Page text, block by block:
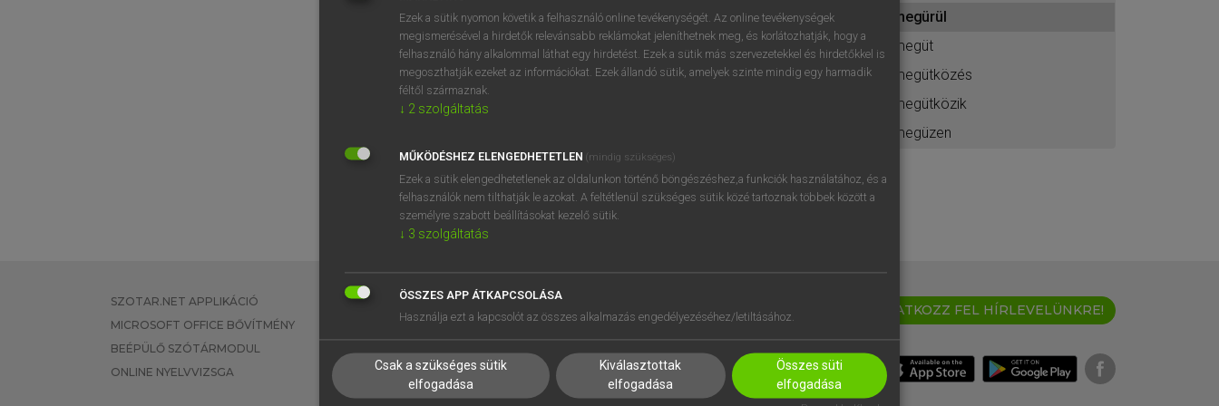
BELÉPÉS
próbaverziójának elindításához
regisztrálok ésbelépek.
REGISZTRÁCIÓ
megürül
megüt
megütközés
megütközik
megüzen
SZOTAR.NET APPLIKÁCIÓ
MICROSOFT OFFICE BŐVÍTMÉNY
BEÉPÜLŐ SZÓTÁRMODUL
ONLINE NYELVVIZSGA
EGYÉNI FELHASZNÁLÓKNAK
TANULÓKNAK
VÁLLALATI MEGOLDÁSOK
SÚGÓ
RÓLUNK
SÜTI BEÁLLÍTÁSOK
IRATKOZZ FEL HÍRLEVELÜNKRE!
Ezek a sütik nyomon követik a felhasználó online tevékenységét. Az online tevékenységek
megismerésével a hirdetők relevánsabb reklámokat jeleníthetnek meg, és korlátozhatják, hogy a
felhasználó hány alkalommal láthat egy hirdetést. Ezek a sütik más szervezetekkel és hirdetőkkel is
megoszthatják ezeket az információkat. Ezek állandó sütik, amelyek szinte mindig egy harmadik
féltől származnak.
↓ 2 szolgáltatás
MŰKÖDÉSHEZ ELENGEDHETETLEN (mindig szükséges)
Ezek a sütik elengedhetetlenek az oldalunkon történő böngészéshez,a funkciók használatához, és a
felhasználók nem tilthatják le azokat. A feltétlenül szükséges sütik közé tartoznak többek között a
személyre szabott beállításokat kezelő sütik.
↓ 3 szolgáltatás
ÖSSZES APP ÁTKAPCSOLÁSA
Használja ezt a kapcsolót az összes alkalmazás engedélyezéséhez/letiltásához.
Csak a szükséges sütik
elfogadása
Kiválasztottak
elfogadása
Összes süti
elfogadása